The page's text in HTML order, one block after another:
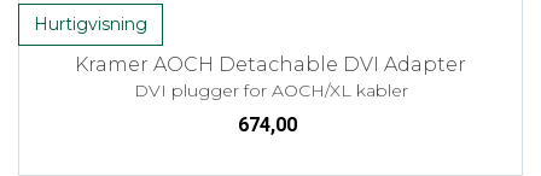
Hurtigvisning
Kramer AOCH Detachable DVI Adapter
DVI plugger for AOCH/XL kabler
674,00